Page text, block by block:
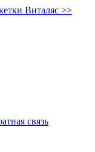
Виталяс >>
связь